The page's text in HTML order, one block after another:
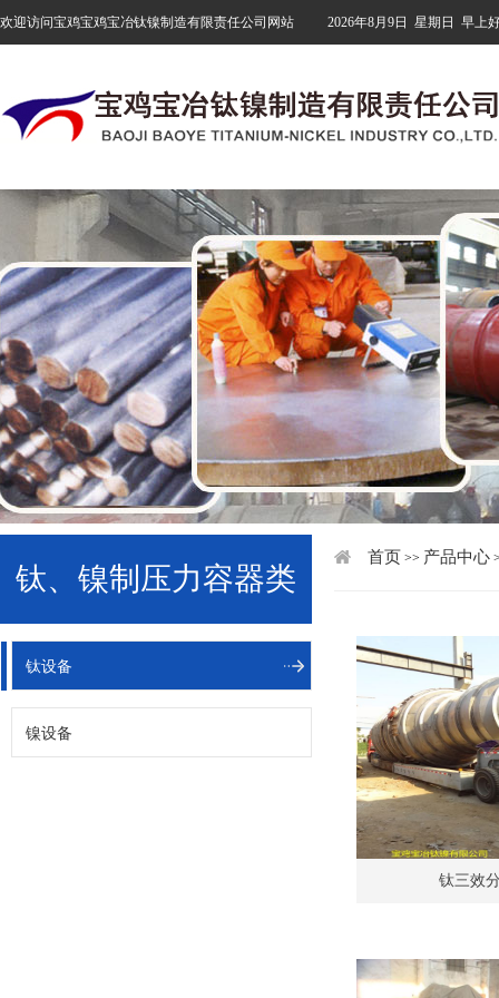
欢迎访问宝鸡宝鸡宝冶钛镍制造有限责任公司网站 2026年8月9日 星期日 早上
钛、镍制压力容器类
钛设备
镍设备
首页 >> 产品中心
钛三效